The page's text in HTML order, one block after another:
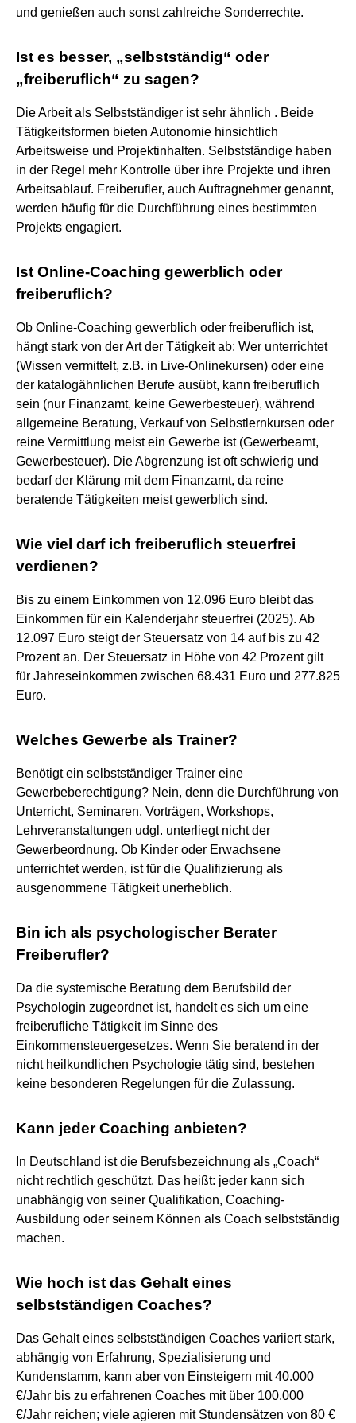
und genießen auch sonst zahlreiche Sonderrechte.
Ist es besser, „selbstständig“ oder
„freiberuflich“ zu sagen?
Die Arbeit als Selbstständiger ist sehr ähnlich . Beide
Tätigkeitsformen bieten Autonomie hinsichtlich
Arbeitsweise und Projektinhalten. Selbstständige haben
in der Regel mehr Kontrolle über ihre Projekte und ihren
Arbeitsablauf. Freiberufler, auch Auftragnehmer genannt,
werden häufig für die Durchführung eines bestimmten
Projekts engagiert.
Ist Online-Coaching gewerblich oder
freiberuflich?
Ob Online-Coaching gewerblich oder freiberuflich ist,
hängt stark von der Art der Tätigkeit ab: Wer unterrichtet
(Wissen vermittelt, z.B. in Live-Onlinekursen) oder eine
der katalogähnlichen Berufe ausübt, kann freiberuflich
sein (nur Finanzamt, keine Gewerbesteuer), während
allgemeine Beratung, Verkauf von Selbstlernkursen oder
reine Vermittlung meist ein Gewerbe ist (Gewerbeamt,
Gewerbesteuer). Die Abgrenzung ist oft schwierig und
bedarf der Klärung mit dem Finanzamt, da reine
beratende Tätigkeiten meist gewerblich sind.
Wie viel darf ich freiberuflich steuerfrei
verdienen?
Bis zu einem Einkommen von 12.096 Euro bleibt das
Einkommen für ein Kalenderjahr steuerfrei (2025). Ab
12.097 Euro steigt der Steuersatz von 14 auf bis zu 42
Prozent an. Der Steuersatz in Höhe von 42 Prozent gilt
für Jahreseinkommen zwischen 68.431 Euro und 277.825
Euro.
Welches Gewerbe als Trainer?
Benötigt ein selbstständiger Trainer eine
Gewerbeberechtigung? Nein, denn die Durchführung von
Unterricht, Seminaren, Vorträgen, Workshops,
Lehrveranstaltungen udgl. unterliegt nicht der
Gewerbeordnung. Ob Kinder oder Erwachsene
unterrichtet werden, ist für die Qualifizierung als
ausgenommene Tätigkeit unerheblich.
Bin ich als psychologischer Berater
Freiberufler?
Da die systemische Beratung dem Berufsbild der
Psychologin zugeordnet ist, handelt es sich um eine
freiberufliche Tätigkeit im Sinne des
Einkommensteuergesetzes. Wenn Sie beratend in der
nicht heilkundlichen Psychologie tätig sind, bestehen
keine besonderen Regelungen für die Zulassung.
Kann jeder Coaching anbieten?
In Deutschland ist die Berufsbezeichnung als „Coach“
nicht rechtlich geschützt. Das heißt: jeder kann sich
unabhängig von seiner Qualifikation, Coaching-
Ausbildung oder seinem Können als Coach selbstständig
machen.
Wie hoch ist das Gehalt eines
selbstständigen Coaches?
Das Gehalt eines selbstständigen Coaches variiert stark,
abhängig von Erfahrung, Spezialisierung und
Kundenstamm, kann aber von Einsteigern mit 40.000
€/Jahr bis zu erfahrenen Coaches mit über 100.000
€/Jahr reichen; viele agieren mit Stundensätzen von 80 €